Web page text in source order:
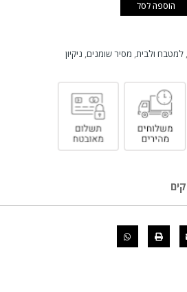
הוספה לסל
למטבח ולבית מסיר שומנים ניקיון